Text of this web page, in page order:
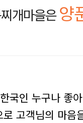
개마을은양
국인 누구나 좋
고객님의 마음